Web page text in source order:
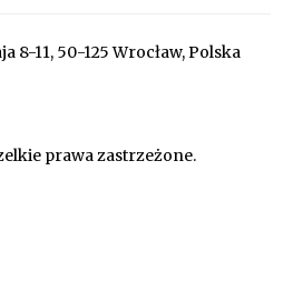
8-11, 50-125 Wrocław, Polska
prawa zastrzeżone.